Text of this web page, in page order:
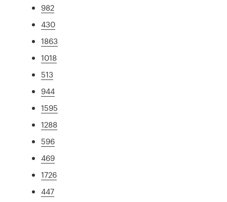
982
430
1863
1018
513
944
1595
1288
596
469
1726
447